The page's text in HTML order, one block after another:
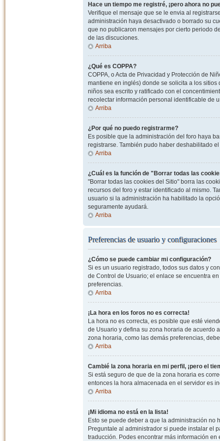
Hace un tiempo me registré, ¡pero ahora no
Verifique el mensaje que se le envia al
administración haya desactivado o borrado su
que no publicaron mensajes por cierto periodo
de las discuciones.
Arriba
¿Qué es COPPA?
COPPA, o Acta de Privacidad y Protección de
mantiene en inglés) donde se solicita a los
niños sea escrito y ratificado con el
recolectar información personal identificable de
Arriba
¿Por qué no puedo registrarme?
Es posible que la administración del foro haya
registrarse. También pudo haber deshabilitado
Arriba
¿Cuál es la función de "Borrar todas las
"Borrar todas las cookies del Sitio" borra las
recursos del foro y estar identificado al mismo.
usuario si la administración ha habilitado la
seguramente ayudará.
Arriba
Preferencias de usuario y configuraciones
¿Cómo se puede cambiar mi configuración?
Si es un usuario registrado, todos sus datos y
de Control de Usuario; el enlace se encuentra
preferencias.
Arriba
¡La hora en los foros no es correcta!
La hora no es correcta, es posible que esté
de Usuario y defina su zona horaria de acuerdo
zona horaria, como las demás preferencias,
Arriba
Cambié la zona horaria en mi perfil, ¡pero el
Si está seguro de que de la zona horaria es
entonces la hora almacenada en el servidor es
Arriba
¡Mi idioma no está en la lista!
Esto se puede deber a que la administración no
Preguntale al administrador si puede instalar el
traducción. Podes encontrar más información